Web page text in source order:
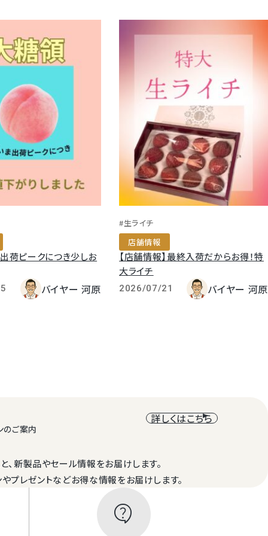
出荷ピークにつき少しお
バイヤー 河原
#生ライチ
店舗情報
【店舗情報】最終入荷だからお得！特
大ライチ
2026/07/21 バイヤー 河原
のご案内
詳しくはこちら
、新製品やセール情報をお届けします。
プレゼントなどお得な情報をお届けします。
contact_support